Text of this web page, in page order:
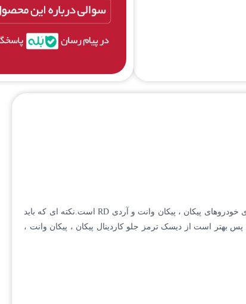
معمولی
ساخت کشور: ایران(تحت
دیسک ترمز جلو کاردینال پیکان ، پیکان وانت ، آردی سوراخدار شیاردار خنک شونده یکی از مقاوم ترین و با کیفیت ترین دیسک ترمزهای ساخته شده برای خودروهای پیکان ، پیکان وانت و آردی RD است.نکته ای که باید
بهتر است از دیسک ترمز جلو کاردینال پیکان ، پیکان وانت ،